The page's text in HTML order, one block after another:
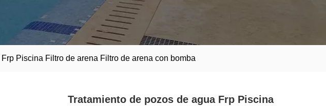
Piscina Filtro de arena Filtro de arena con bomba
Tratamiento de pozos de agua Frp Piscina